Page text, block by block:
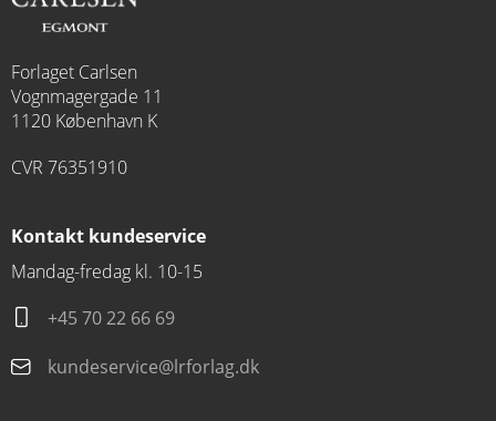
Forlaget Carlsen
Vognmagergade 11
1120 København K
CVR 76351910
Kontakt kundeservice
Mandag-fredag kl. 10-15
+45 70 22 66 69
kundeservice@lrforlag.dk